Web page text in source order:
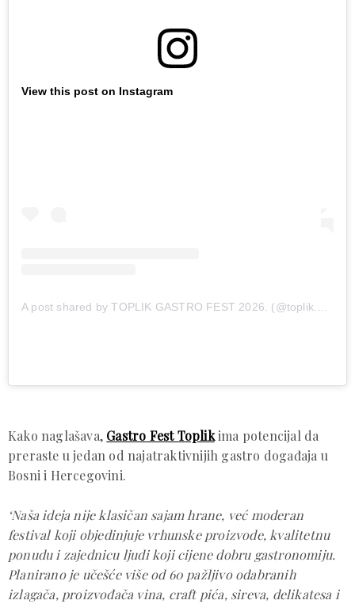
View this post on Instagram
Kako naglašava, Gastro Fest Toplikima potencijal da
preraste u jedan od najatraktivnijih gastro događaja u
Bosni i Hercegovini.
‘Naša ideja nije klasičan sajam hrane, već moderan
festival koji objedinjuje vrhunske proizvode, kvalitetnu
ponudu i zajednicu ljudi koji cijene dobru gastronomiju.
Planirano je učešće više od 60 pažljivo odabranih
izlagača, proizvođača vina, craft pića, sireva, delikatesa i